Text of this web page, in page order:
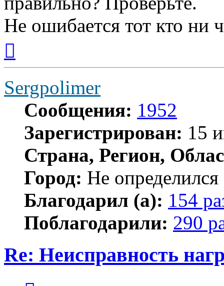
Не ошибается тот кто ни
началу
Sergpolimer
Сообщения: 1952
Зарегистрирован: 15
Страна, Регион,
Город: Не определился
Благодарил (а): 154
Поблагодарили: 290
Re: Неисправность